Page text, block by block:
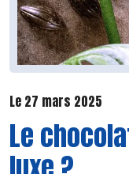
Le 27 mars 2025
Le